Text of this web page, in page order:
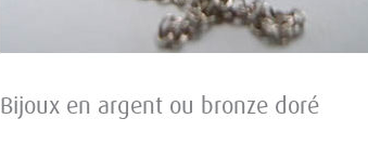
Bijoux en argent ou bronze doré